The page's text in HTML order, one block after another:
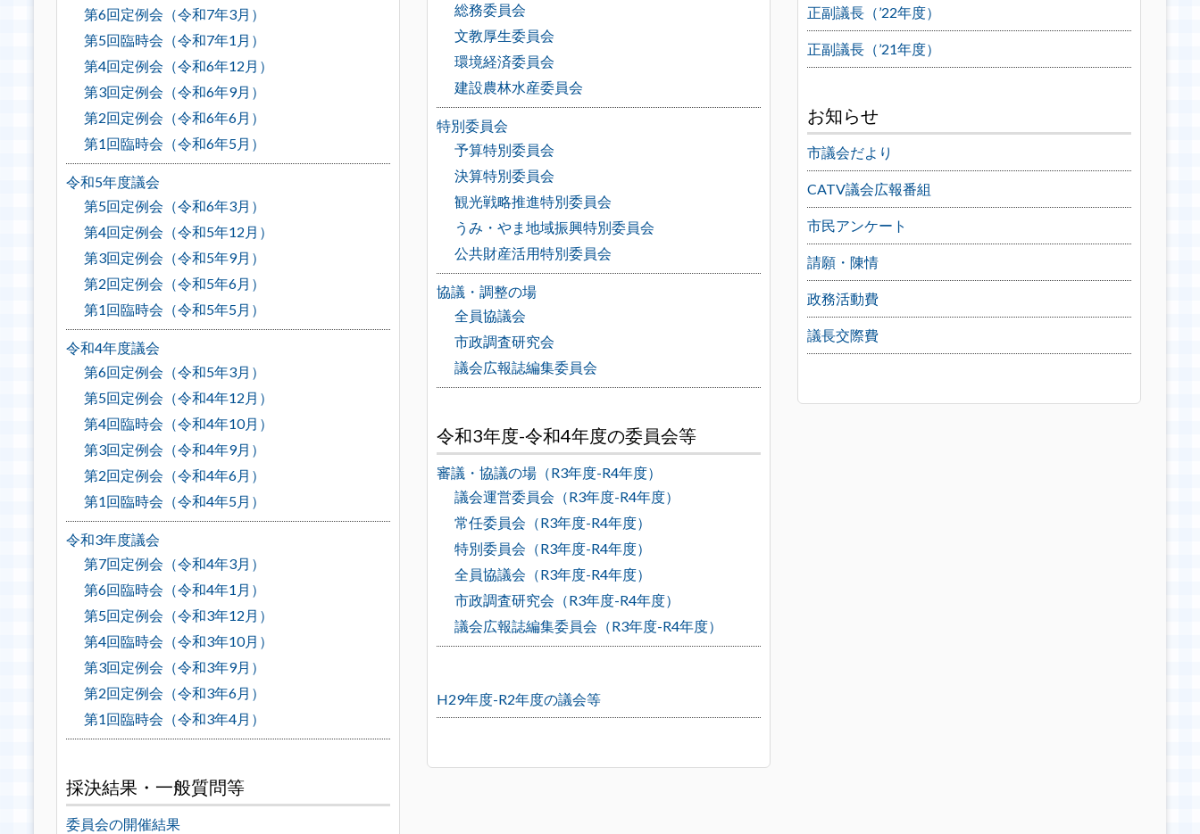
第6回定例会（令和7年3月）
第5回臨時会（令和7年1月）
第4回定例会（令和6年12月）
第3回定例会（令和6年9月）
第2回定例会（令和6年6月）
第1回臨時会（令和6年5月）
令和5年度議会
第5回定例会（令和6年3月）
第4回定例会（令和5年12月）
第3回定例会（令和5年9月）
第2回定例会（令和5年6月）
第1回臨時会（令和5年5月）
令和4年度議会
第6回定例会（令和5年3月）
第5回定例会（令和4年12月）
第4回臨時会（令和4年10月）
第3回定例会（令和4年9月）
第2回定例会（令和4年6月）
第1回臨時会（令和4年5月）
令和3年度議会
第7回定例会（令和4年3月）
第6回臨時会（令和4年1月）
第5回定例会（令和3年12月）
第4回臨時会（令和3年10月）
第3回定例会（令和3年9月）
第2回定例会（令和3年6月）
第1回臨時会（令和3年4月）
採決結果・一般質問等
委員会の開催結果
総務委員会
文教厚生委員会
環境経済委員会
建設農林水産委員会
特別委員会
予算特別委員会
決算特別委員会
観光戦略推進特別委員会
うみ・やま地域振興特別委員会
公共財産活用特別委員会
協議・調整の場
全員協議会
市政調査研究会
議会広報誌編集委員会
令和3年度-令和4年度の委員会等
審議・協議の場（R3年度-R4年度）
議会運営委員会（R3年度-R4年度）
常任委員会（R3年度-R4年度）
特別委員会（R3年度-R4年度）
全員協議会（R3年度-R4年度）
市政調査研究会（R3年度-R4年度）
議会広報誌編集委員会（R3年度-R4年度）
H29年度-R2年度の議会等
正副議長（’22年度）
正副議長（’21年度）
お知らせ
市議会だより
CATV議会広報番組
市民アンケート
請願・陳情
政務活動費
議長交際費